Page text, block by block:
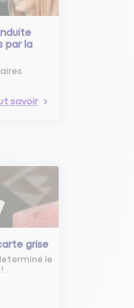
par la
savoir
grise
le